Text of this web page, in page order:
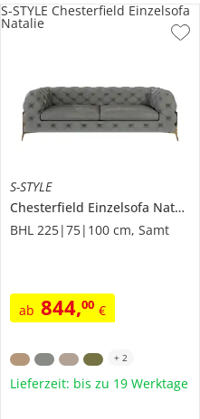
S-STYLE
Chesterfield Einzelsofa Natalie
BHL 225|75|100 cm, Samt
ab 844,00 €
S-STYLE Chesterfield Einzelsofa
Natalie
+ 2
Lieferzeit: bis zu 19 Werktage